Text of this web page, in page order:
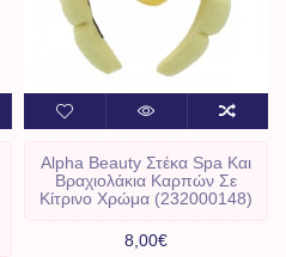
Alpha Beauty Στέκα Spa Και
Βραχιολάκια Καρπών Σε
Κίτρινο Χρώμα (232000148)
8,00€